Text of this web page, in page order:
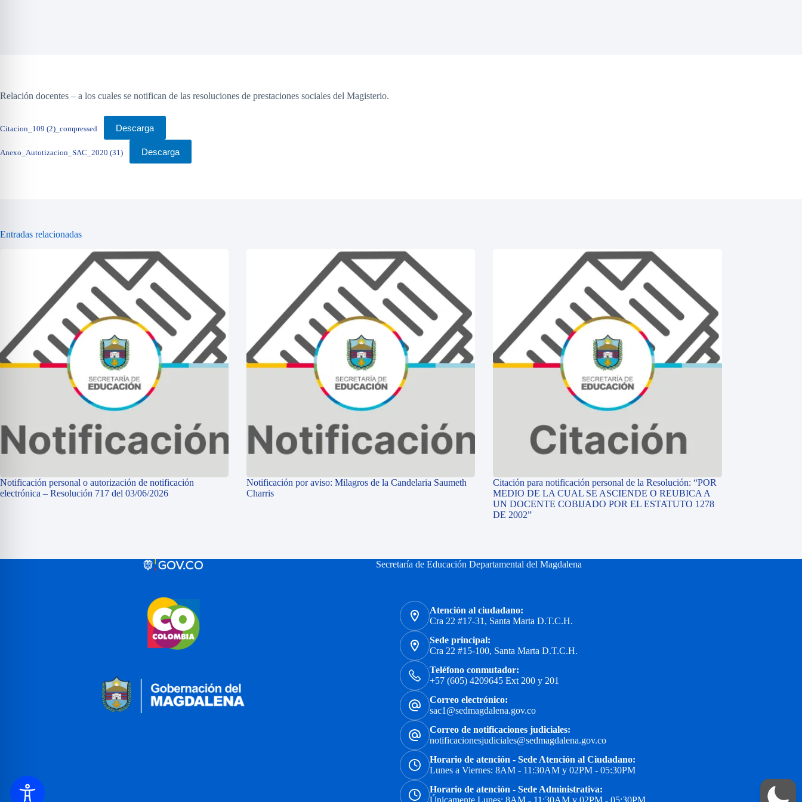
Relación docentes – a los cuales se notifican de las resoluciones de prestaciones sociales del Magisterio.
Citacion_109 (2)_compressed Descarga
Anexo_Autotizacion_SAC_2020 (31) Descarga
Entradas relacionadas
Notificación personal o autorización de notificación
electrónica – Resolución 717 del 03/06/2026
Notificación por aviso: Milagros de la Candelaria Saumeth
Charris
Citación para notificación personal de la Resolución: “POR
MEDIO DE LA CUAL SE ASCIENDE O REUBICA A
UN DOCENTE COBIJADO POR EL ESTATUTO 1278
DE 2002”
Secretaría de Educación Departamental del Magdalena
Atención al ciudadano:
Cra 22 #17-31, Santa Marta D.T.C.H.
Sede principal:
Cra 22 #15-100, Santa Marta D.T.C.H.
Teléfono conmutador:
+57 (605) 4209645 Ext 200 y 201
Correo electrónico:
sac1@sedmagdalena.gov.co
Correo de notificaciones judiciales:
notificacionesjudiciales@sedmagdalena.gov.co
Horario de atención - Sede Atención al Ciudadano:
Lunes a Viernes: 8AM - 11:30AM y 02PM - 05:30PM
Horario de atención - Sede Administrativa:
Únicamente Lunes: 8AM - 11:30AM y 02PM - 05:30PM